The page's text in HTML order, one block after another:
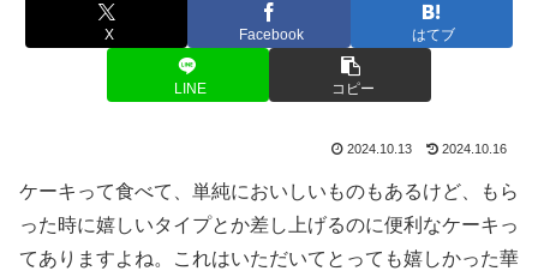
X Facebook はてブ
LINE コピー
2024.10.13 2024.10.16
ケーキって食べて、単純においしいものもあるけど、もら
った時に嬉しいタイプとか差し上げるのに便利なケーキっ
てありますよね。これはいただいてとっても嬉しかった華